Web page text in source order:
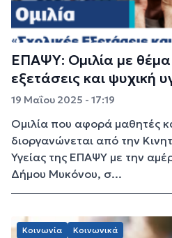
ΕΠΑΨΥ: Ομιλία με
εξετάσεις και ψυχική
19 Μαΐου 2025 - 17:19
Oμιλία που αφορά μαθητές
διοργανώνεται από την
Υγείας της ΕΠΑΨΥ με την
Δήμου Μυκόνου, σ...
Κοινωνία Κοινωνικά